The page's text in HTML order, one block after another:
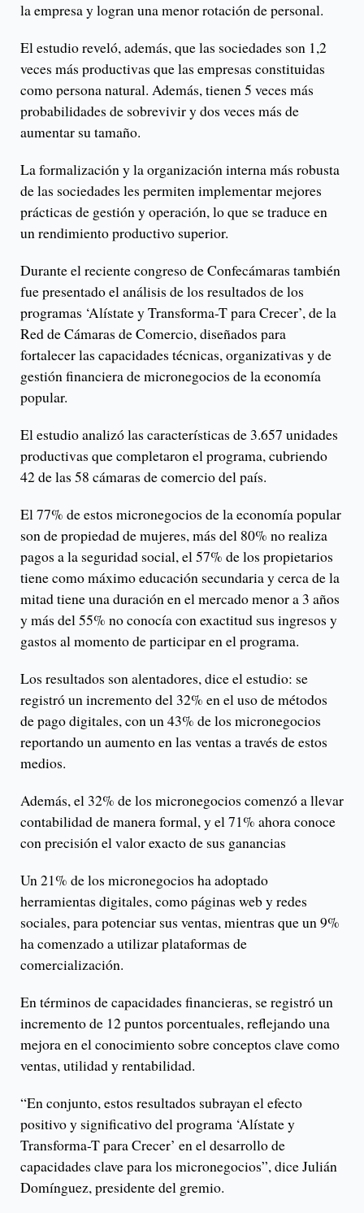
la empresa y logran una menor rotación de personal.
El estudio reveló, además, que las sociedades son 1,2
veces más productivas que las empresas constituidas
como persona natural. Además, tienen 5 veces más
probabilidades de sobrevivir y dos veces más de
aumentar su tamaño.
La formalización y la organización interna más robusta
de las sociedades les permiten implementar mejores
prácticas de gestión y operación, lo que se traduce en
un rendimiento productivo superior.
Durante el reciente congreso de Confecámaras también
fue presentado el análisis de los resultados de los
programas ‘Alístate y Transforma-T para Crecer’, de la
Red de Cámaras de Comercio, diseñados para
fortalecer las capacidades técnicas, organizativas y de
gestión financiera de micronegocios de la economía
popular.
El estudio analizó las características de 3.657 unidades
productivas que completaron el programa, cubriendo
42 de las 58 cámaras de comercio del país.
El 77% de estos micronegocios de la economía popular
son de propiedad de mujeres, más del 80% no realiza
pagos a la seguridad social, el 57% de los propietarios
tiene como máximo educación secundaria y cerca de la
mitad tiene una duración en el mercado menor a 3 años
y más del 55% no conocía con exactitud sus ingresos y
gastos al momento de participar en el programa.
Los resultados son alentadores, dice el estudio: se
registró un incremento del 32% en el uso de métodos
de pago digitales, con un 43% de los micronegocios
reportando un aumento en las ventas a través de estos
medios.
Además, el 32% de los micronegocios comenzó a llevar
contabilidad de manera formal, y el 71% ahora conoce
con precisión el valor exacto de sus ganancias
Un 21% de los micronegocios ha adoptado
herramientas digitales, como páginas web y redes
sociales, para potenciar sus ventas, mientras que un 9%
ha comenzado a utilizar plataformas de
comercialización.
En términos de capacidades financieras, se registró un
incremento de 12 puntos porcentuales, reflejando una
mejora en el conocimiento sobre conceptos clave como
ventas, utilidad y rentabilidad.
“En conjunto, estos resultados subrayan el efecto
positivo y significativo del programa ‘Alístate y
Transforma-T para Crecer’ en el desarrollo de
capacidades clave para los micronegocios”, dice Julián
Domínguez, presidente del gremio.